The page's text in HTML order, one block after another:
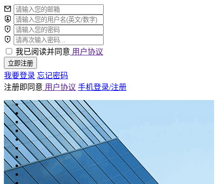
我已阅读并同意 用户协议
立即注册
我要登录 忘记密码
注册即同意 用户协议 手机登录/注册